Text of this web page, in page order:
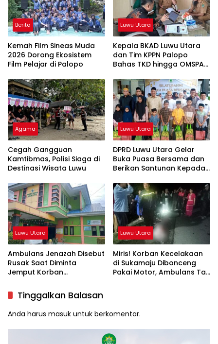
Berita
Kemah Film Sineas Muda
2026 Dorong Ekosistem
Film Pelajar di Palopo
Luwu Utara
Kepala BKAD Luwu Utara
dan Tim KPPN Palopo
Bahas TKD hingga OMSPAN
Agama
Cegah Gangguan
Kamtibmas, Polisi Siaga di
Destinasi Wisata Luwu
Luwu Utara
DPRD Luwu Utara Gelar
Buka Puasa Bersama dan
Berikan Santunan Kepada
Luwu Utara
Ambulans Jenazah Disebut
Rusak Saat Diminta
Jemput Korban
Sukamaju Beri Klarifikasi
Luwu Utara
Miris! Korban Kecelakaan
di Sukamaju Dibonceng
Pakai Motor, Ambulans Tak
Tinggalkan Balasan
Anda harus masuk untuk berkomentar.